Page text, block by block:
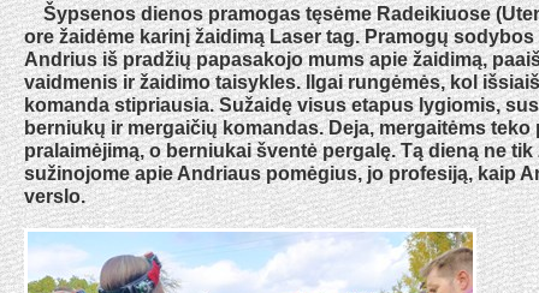
Šypsenos dienos pramogas tęsėme Radeikiuose
ore žaidėme karinį žaidimą Laser tag. Pramogų
Andrius iš pradžių papasakojo mums apie žaidimą,
vaidmenis ir žaidimo taisykles. Ilgai rungėmės, kol
komanda stipriausia. Sužaidę visus etapus lygiomis,
berniukų ir mergaičių komandas. Deja, mergaitėms teko
pralaimėjimą, o berniukai šventė pergalę. Tą dieną ne tik
sužinojome apie Andriaus pomėgius, jo profesiją, kaip
verslo.